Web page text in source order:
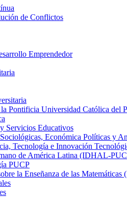
de Conflictos
Emprendedor
Pontificia Universidad Católica del
Servicios Educativos
Económica Políticas y
Tecnología e Innovación
de América Latina (IDHAL-
PUCP
la Enseñanza de las